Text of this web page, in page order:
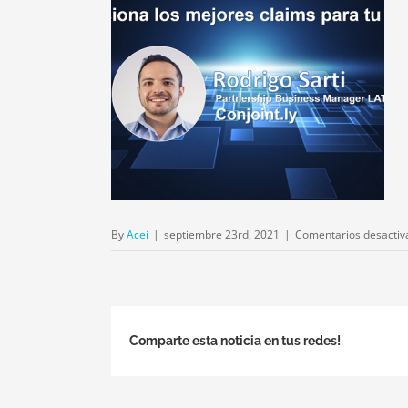
ByAcei | septiembre 23rd, 2021 | Comentarios
Comparte esta noticia en tus redes!